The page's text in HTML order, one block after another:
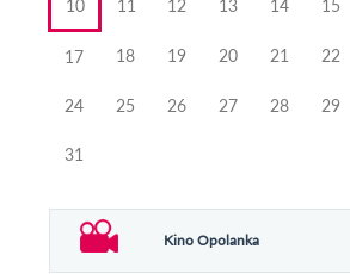
10 11 12 13 14 15
17 18 19 20 21 22
24 25 26 27 28 29
31
Kino Opolanka